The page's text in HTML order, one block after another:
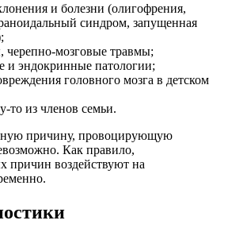
и болезни (олигофрения,
синдром, запущенная
мозговые травмы;
и эндокринные патологии;
головного мозга в детском
то из членов семьи.
причину, провоцирующую
Как правило,
причин воздействуют на